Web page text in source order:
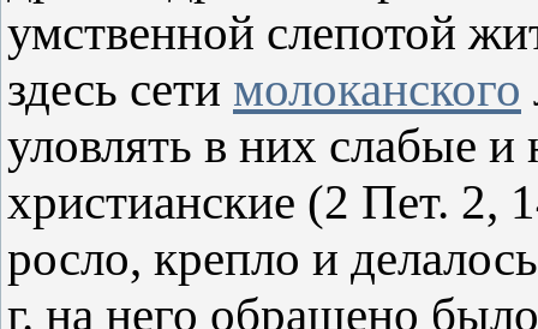
умственной слепотой
здесь сети молоканского
уловлять в них слабые
христианские (2 Пет. 2,
росло, крепло и
г. на него обращено